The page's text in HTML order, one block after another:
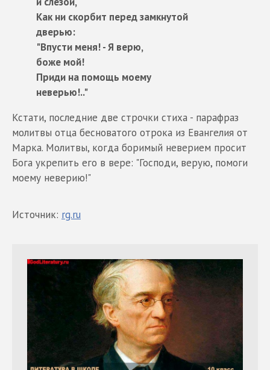
Как ни скорбит перед замкнутой
дверью:
"Впусти меня! - Я верю,
боже мой!
Приди на помощь моему
неверью!.."
Кстати, последние две строчки стиха - парафраз
молитвы отца бесноватого отрока из Евангелия от
Марка. Молитвы, когда боримый неверием просит
Бога укрепить его в вере: "Господи, верую, помоги
моему неверию!"
Источник: rg.ru